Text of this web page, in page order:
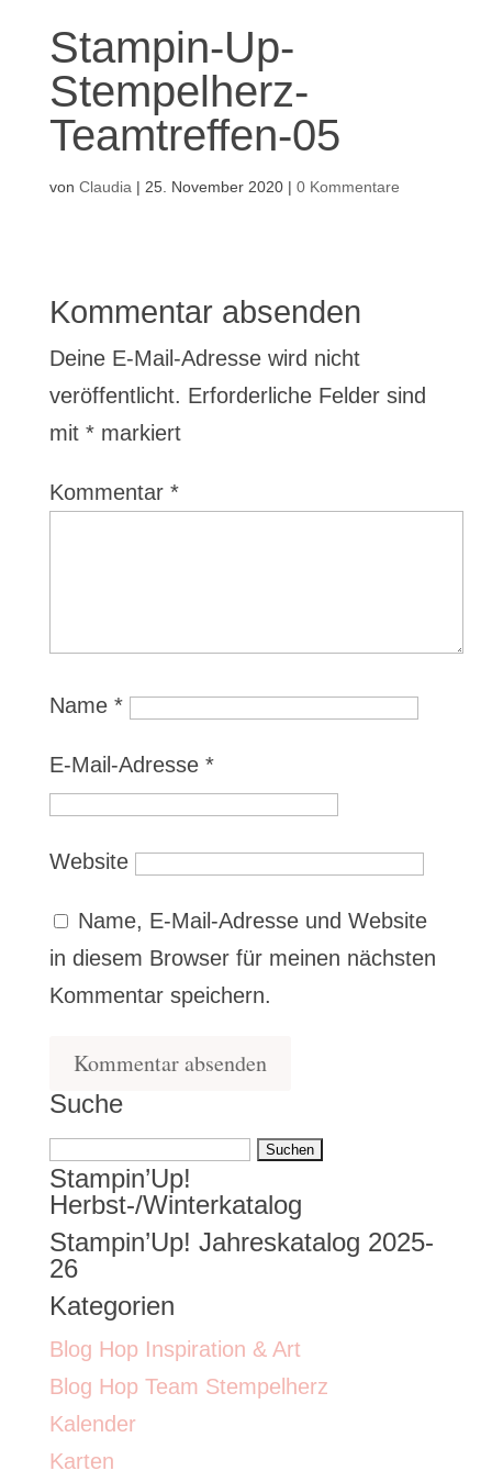
Stampin-Up-
Stempelherz-
Teamtreffen-05
von Claudia | 25. November 2020| 0 Kommentare
Kommentar absenden
Deine E-Mail-Adresse wird nicht
veröffentlicht. Erforderliche Felder sind
mit *markiert
Kommentar *
Name *
E-Mail-Adresse *
Website
Name, E-Mail-Adresse und Website
in diesem Browser für meinen nächsten
Kommentar speichern.
Suche
Suchen
nach:
Stampin’Up!
Herbst-/Winterkatalog
Stampin’Up! Jahreskatalog 2025-
26
Kategorien
Blog Hop Inspiration & Art
Blog Hop Team Stempelherz
Kalender
Karten